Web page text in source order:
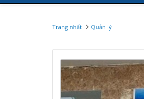
Trang nhất Quản lý